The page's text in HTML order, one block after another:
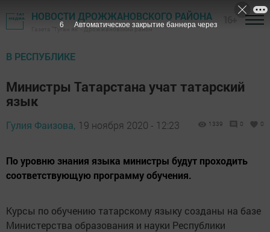
НОВОСТИ ДРОЖЖАНОВСКОГО РАЙОНА
Газета "Туган як" - Дрожжановский район
В РЕСПУБЛИКЕ
Министры Татарстана учат татарский
язык
Гулия Фаизова, 19 ноября 2020 - 12:23 1339 0 0
По уровню знания языка министры будут проходить
соответствующую программу обучения.​
Курсы по обучению татарскому языку созданы на базе
Министерства образования и науки Республики
5 Автоматическое закрытие баннера через